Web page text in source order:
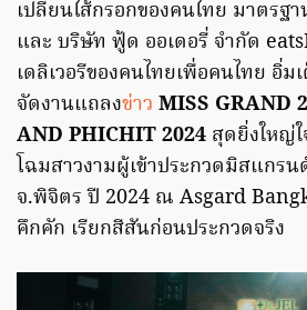
เปลี่ยนไส้กรอกของคนไทย มาตรฐ
และ บริษัท ฟู้ด ออเดอรี่ จำกัด
เดลิเวอรีของคนไทยเพื่อคนไทย อิ่
จัดงานแถลงข่าว MISS GRAND
AND PHICHIT 2024 สุดยิ่งใหญ่
โฉมสาวงามผู้เข้าประกวดมิสแกร
จ.พิจิตร ปี 2024 ณ Asgard
คึกคัก เรียกสีสันก่อนประกวดจริง